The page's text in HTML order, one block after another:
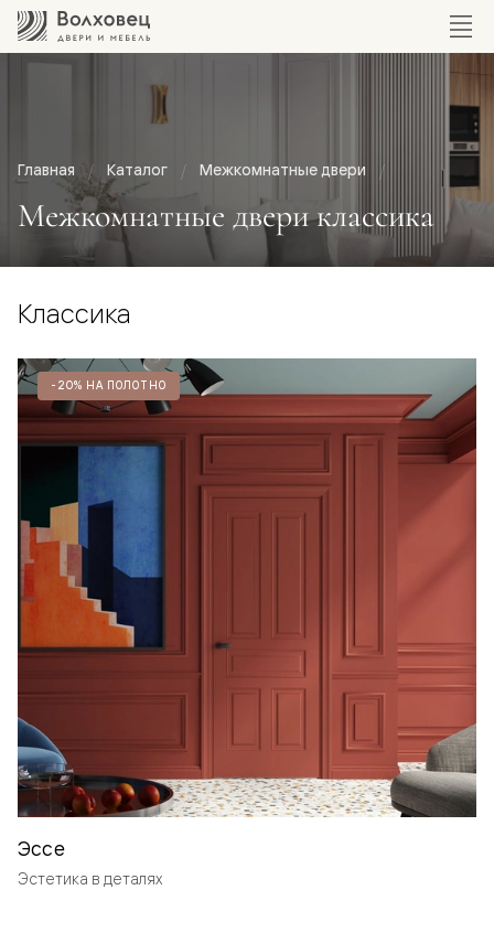
Главная Каталог Межкомнатные двери
Межкомнатные двери классика
Классика
-20% НА ПОЛОТНО
Эссе
Эстетика в деталях